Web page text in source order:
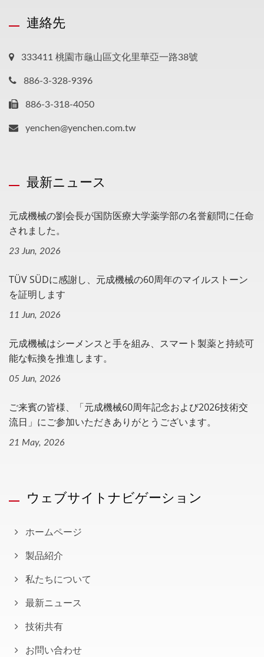
連絡先
333411 桃園市龜山區文化里華亞一路38號
886-3-328-9396
886-3-318-4050
yenchen@yenchen.com.tw
最新ニュース
元成機械の劉会長が国防医療大学薬学部の名誉顧問に任命
されました。
23 Jun, 2026
TÜV SÜDに感謝し、元成機械の60周年のマイルストーン
を証明します
11 Jun, 2026
元成機械はシーメンスと手を組み、スマート製薬と持続可
能な転換を推進します。
05 Jun, 2026
ご来賓の皆様、「元成機械60周年記念および2026技術交
流日」にご参加いただきありがとうございます。
21 May, 2026
ウェブサイトナビゲーション
ホームページ
製品紹介
私たちについて
最新ニュース
技術共有
お問い合わせ